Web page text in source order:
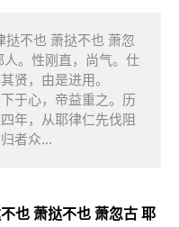
挞不也 萧挞不也 萧忽
。性刚直，尚气。仕
其贤，由是进用。
于心，帝益重之。历
年，从耶律仁先伐阻
者众...
也 萧挞不也 萧忽古 耶